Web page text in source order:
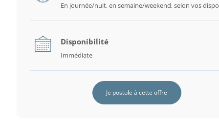
En journée/nuit, en semaine/weekend, selon vos
Disponibilité
Immédiate
Je postule à cette offre